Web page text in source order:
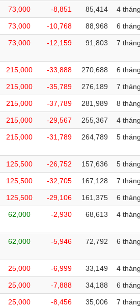
73,000 -8,851 85,414 4 tháng
73,000 -10,768 88,968 6 tháng
73,000 -12,159 91,803 7 tháng
215,000 -33,888 270,688 6 tháng
215,000 -35,789 276,189 7 tháng
215,000 -37,789 281,989 8 tháng
215,000 -29,567 255,367 4 tháng
215,000 -31,789 264,789 5 tháng
125,500 -26,752 157,636 5 tháng
125,500 -32,705 167,128 7 tháng
125,500 -29,106 161,375 6 tháng
62,000 -2,930 68,613 4 tháng
62,000 -5,946 72,792 6 tháng
25,000 -6,999 33,149 4 tháng
25,000 -7,888 34,188 6 tháng
25,000 -8,456 35,006 7 tháng